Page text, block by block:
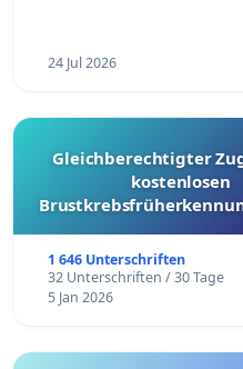
24 Jul 2026
Gleichberechtigter
kostenlosen
1 646 Unterschriften
32 Unterschriften / 30 Tage
5 Jan 2026